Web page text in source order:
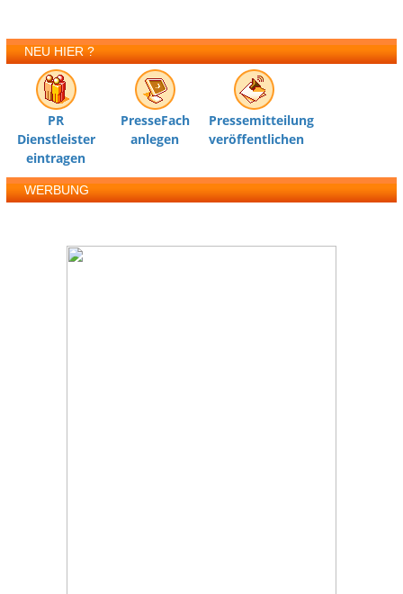
NEU HIER ?
PR
Dienstleister
eintragen
PresseFach
anlegen
Pressemitteilung
veröffentlichen
WERBUNG